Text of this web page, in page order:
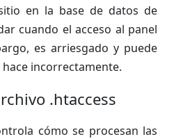
en la base de datos de
cuando el acceso al panel
es arriesgado y puede
incorrectamente.
.htaccess
cómo se procesan las